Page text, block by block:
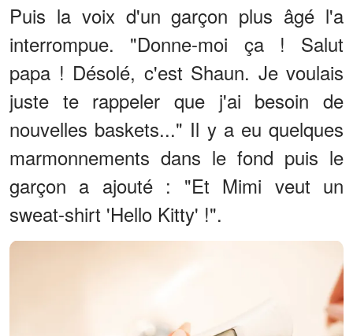
Puis la voix d'un garçon plus âgé l'a
interrompue. "Donne-moi ça ! Salut
papa ! Désolé, c'est Shaun. Je voulais
juste te rappeler que j'ai besoin de
nouvelles baskets..." Il y a eu quelques
marmonnements dans le fond puis le
garçon a ajouté : "Et Mimi veut un
sweat-shirt 'Hello Kitty' !".